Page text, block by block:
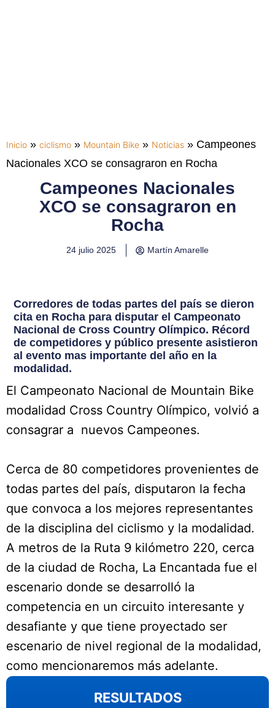
Inicio » ciclismo » Mountain Bike » Noticias » Campeones
Nacionales XCO se consagraron en Rocha
Campeones Nacionales
XCO se consagraron en
Rocha
24 julio 2025 Martín Amarelle
Corredores de todas partes del país se dieron
cita en Rocha para disputar el Campeonato
Nacional de Cross Country Olímpico. Récord
de competidores y público presente asistieron
al evento mas importante del año en la
modalidad.
El Campeonato Nacional de Mountain Bike
modalidad Cross Country Olímpico, volvió a
consagrar a nuevos Campeones.
Cerca de 80 competidores provenientes de
todas partes del país, disputaron la fecha
que convoca a los mejores representantes
de la disciplina del ciclismo y la modalidad.
A metros de la Ruta 9 kilómetro 220, cerca
de la ciudad de Rocha, La Encantada fue el
escenario donde se desarrolló la
competencia en un circuito interesante y
desafiante y que tiene proyectado ser
escenario de nivel regional de la modalidad,
como mencionaremos más adelante.
RESULTADOS